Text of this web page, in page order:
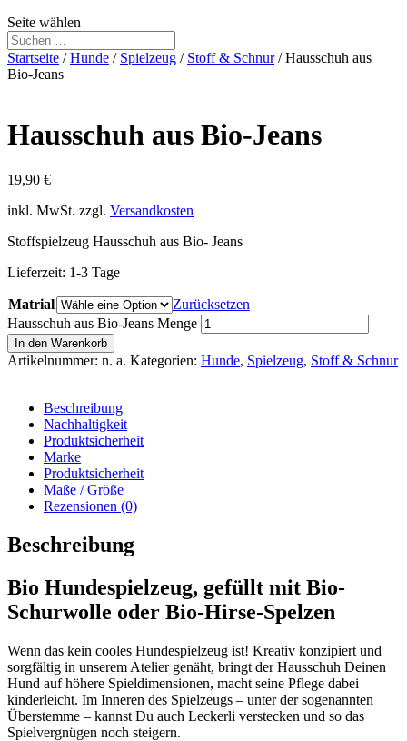
Seite wählen
Startseite /Hunde / Spielzeug / Stoff & Schnur/ Hausschuh aus
Bio-Jeans
Hausschuh aus Bio-Jeans
19,90 €
inkl. MwSt. zzgl. Versandkosten
Stoffspielzeug Hausschuh aus Bio- Jeans
Lieferzeit: 1-3 Tage
Matrial
Zurücksetzen
Hausschuh aus Bio-Jeans Menge
In den Warenkorb
Artikelnummer: n. a. Kategorien: Hunde, Spielzeug, Stoff & Schnur
Beschreibung
Nachhaltigkeit
Produktsicherheit
Marke
Produktsicherheit
Maße / Größe
Rezensionen (0)
Beschreibung
Bio Hundespielzeug, gefüllt mit Bio-
Schurwolle oder Bio-Hirse-Spelzen
Wenn das kein cooles Hundespielzeug ist! Kreativ konzipiert und
sorgfältig in unserem Atelier genäht, bringt der Hausschuh Deinen
Hund auf höhere Spieldimensionen, macht seine Pflege dabei
kinderleicht. Im Inneren des Spielzeugs – unter der sogenannten
Überstemme – kannst Du auch Leckerli verstecken und so das
Spielvergnügen noch steigern.